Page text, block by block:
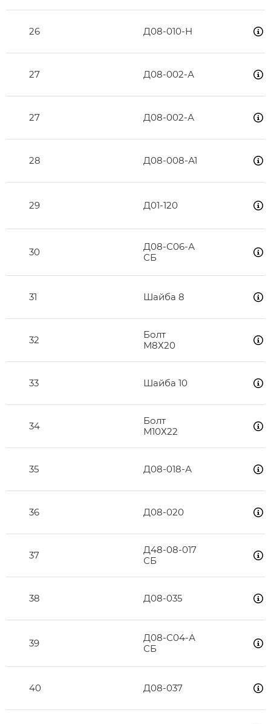
26 Д08-010-Н
27 Д08-002-А
27 Д08-002-А
28 Д08-008-А1
29 Д01-120
30
Д08-С06-А
СБ
31 Шайба 8
32
Болт
М8Х20
33 Шайба 10
34
Болт
М10Х22
35 Д08-018-А
36 Д08-020
37
Д48-08-017
СБ
38 Д08-035
39
Д08-С04-А
СБ
40 Д08-037